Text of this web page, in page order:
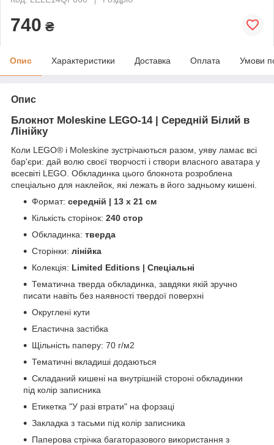
740 ₴
Опис Характеристики Доставка Оплата Умови
Опис
Блокнот Moleskine LEGO-14 | Середній Білий в
Лінійку
Коли LEGO® і Moleskine зустрічаються разом, уяву ламає всі
бар'єри: дай волю своєї творчості і створи власного аватара у
всесвіті LEGO. Обкладинка цього блокнота розроблена
спеціально для наклейок, які лежать в його задньому кишені.
Формат: середній | 13 х 21 см
Кількість сторінок: 240 стор
Обкладинка: тверда
Сторінки: лінійка
Колекція: Limited Editions | Спеціальні
Тематична тверда обкладинка, завдяки якій зручно
писати навіть без наявності твердої поверхні
Округлені кути
Еластична застібка
Щільність паперу: 70 г/м2
Тематичні вкладиші додаються
Складаний кишені на внутрішній стороні обкладинки
під колір записника
Етикетка "У разі втрати" на форзаці
Закладка з тасьми під колір записника
Паперова стрічка багаторазового використання з